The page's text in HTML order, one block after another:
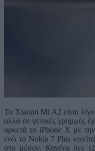
Το Xiaomi Mi A2 είναι
αλλά σε γενικές γραμμές
αρκετά το iPhone X με
ενώ το Nokia 7 Plus
στο μέσον. Κανένα δεν